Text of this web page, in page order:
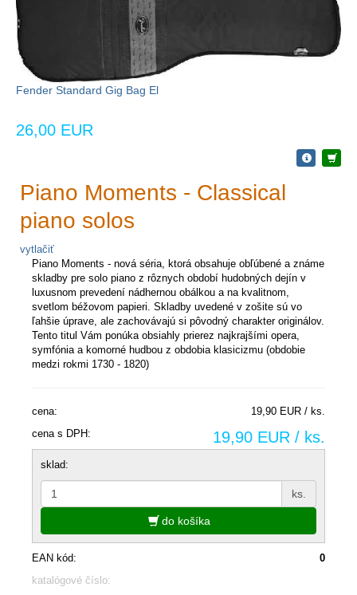
Fender Standard Gig Bag El
26,00 EUR
Piano Moments - Classical
piano solos
vytlačiť
Piano Moments - nová séria, ktorá obsahuje obľúbené a známe
skladby pre solo piano z rôznych období hudobných dejín v
luxusnom prevedení nádhernou obálkou a na kvalitnom,
svetlom béžovom papieri. Skladby uvedené v zošite sú vo
ľahšie úprave, ale zachovávajú si pôvodný charakter originálov.
Tento titul Vám ponúka obsiahly prierez najkrajšími opera,
symfónia a komorné hudbou z obdobia klasicizmu (obdobie
medzi rokmi 1730 - 1820)
cena:
19,90 EUR / ks.
cena s DPH:
19,90 EUR / ks.
sklad:
ks.
do košíka
EAN kód:
0
katalógové číslo: